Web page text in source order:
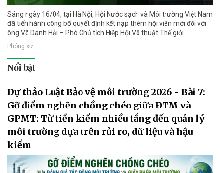
Sáng ngày 16/04, tại Hà Nội, Hội Nước sạch và Môi trường Việt Nam
đã tiến hành công bố quyết định kết nạp thêm hội viên mới đối với
ông Võ Danh Hải – Phó Chủ tịch Hiệp Hội Võ thuật Thế giới.
Phóng sự
Nổi bật
Dự thảo Luật Bảo vệ môi trường 2026 - Bài 7:
Gỡ điểm nghẽn chồng chéo giữa ĐTM và
GPMT: Từ tiền kiểm nhiều tầng đến quản lý
môi trường dựa trên rủi ro, dữ liệu và hậu
kiểm